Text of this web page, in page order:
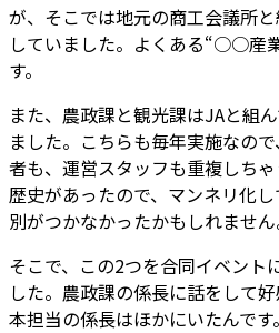
が、そこでは地元の商工会議所
していました。よくある“○○産
す。
また、農政課と観光課はJAと組
ました。こちらも毎年実施なの
者も、運営スタッフも重複しち
歴史があったので、マンネリ化
別がつかなかったかもしれません
そこで、この2つを合同イベント
した。農政課の係長に話をして
本担当の係長はほかにいたんです。